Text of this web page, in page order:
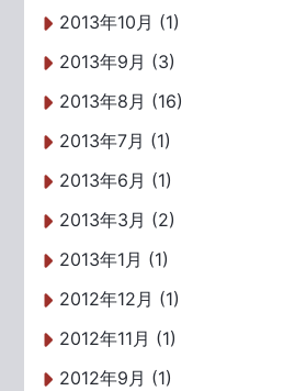
2013年10月 (1)
2013年9月 (3)
2013年8月 (16)
2013年7月 (1)
2013年6月 (1)
2013年3月 (2)
2013年1月 (1)
2012年12月 (1)
2012年11月 (1)
2012年9月 (1)